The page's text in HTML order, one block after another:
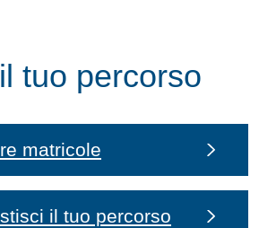
tuo percorso
matricole
il tuo percorso